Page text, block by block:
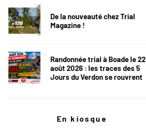
De la nouveauté chez Trial
Magazine !
Randonnée trial à Boade le 22
août 2026 : les traces des 5
Jours du Verdon se rouvrent
En kiosque